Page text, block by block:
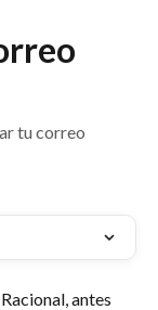
tu correo
antes